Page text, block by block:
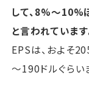
して、8%～
と言われています
EPSは、およそ
～190ドルぐらい